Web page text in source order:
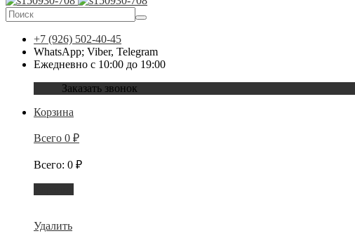
+7 (926) 502-40-45
WhatsApp; Viber, Telegram
Ежедневно с 10:00 до 19:00
Заказать звонок
Корзина
Всего 0 ₽
Всего: 0 ₽
Удалить